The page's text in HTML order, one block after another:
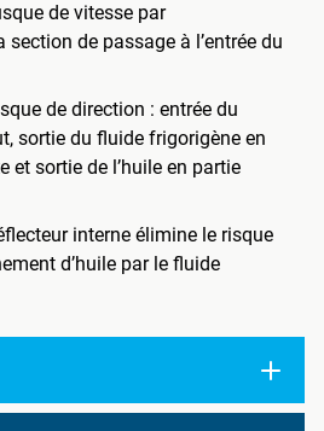
de vitesse par
de passage à l’entrée du
de direction : entrée du
sortie du fluide frigorigène en
et sortie de l’huile en partie
interne élimine le risque
d’huile par le fluide